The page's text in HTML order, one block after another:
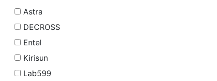
Astra
DECROSS
Entel
Kirisun
Lab599